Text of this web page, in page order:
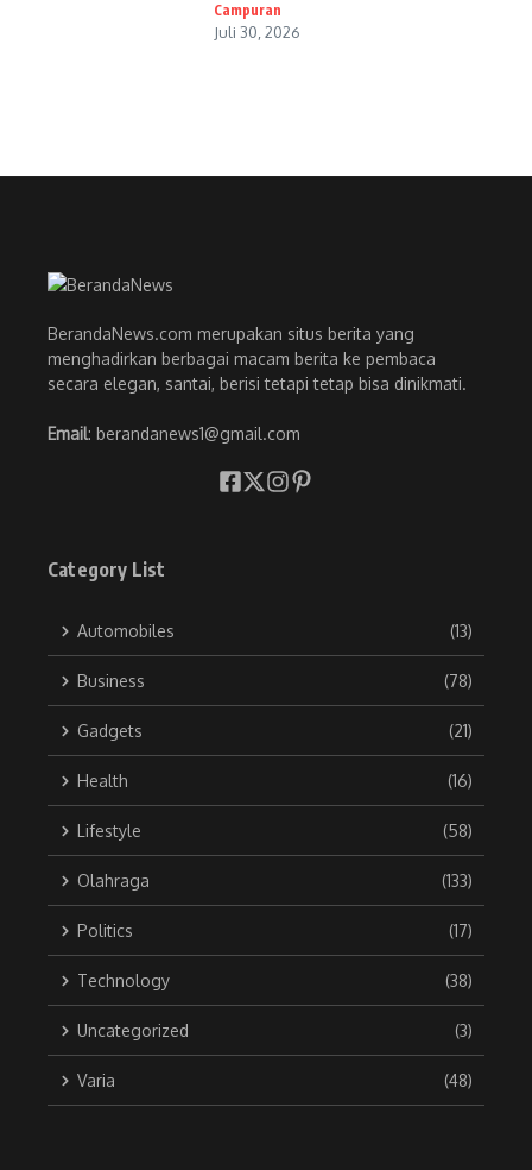
Campuran
Juli 30, 2026
BerandaNews.com merupakan situs berita yang
menghadirkan berbagai macam berita ke pembaca
secara elegan, santai, berisi tetapi tetap bisa dinikmati.
Email: berandanews1@gmail.com
Category List
Automobiles (13)
Business (78)
Gadgets (21)
Health (16)
Lifestyle (58)
Olahraga (133)
Politics (17)
Technology (38)
Uncategorized (3)
Varia (48)